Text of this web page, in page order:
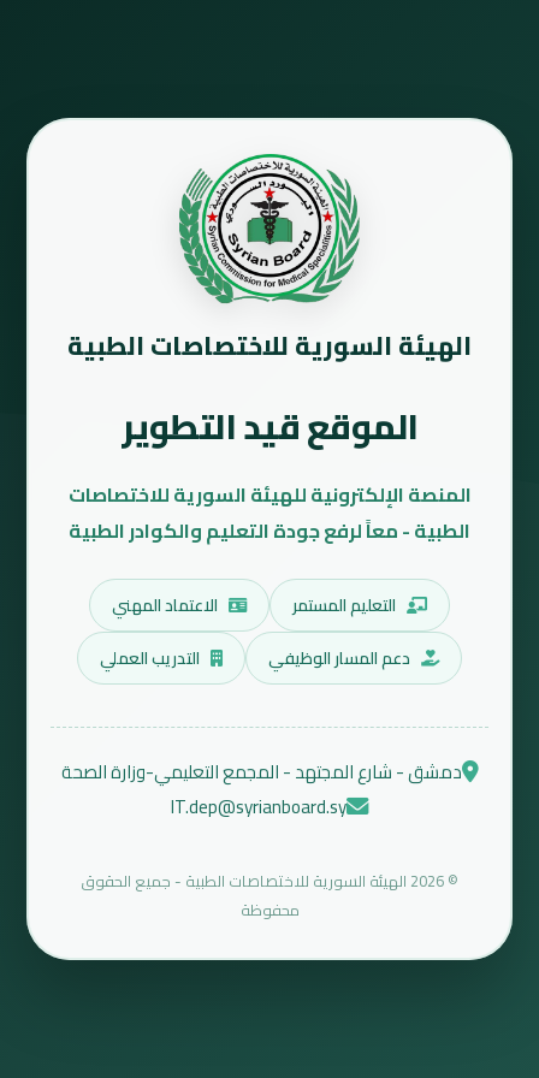
الهيئة السورية للاختصاصات الطبية
الموقع قيد التطوير
المنصة الإلكترونية للهيئة السورية للاختصاصات
الطبية - معاً لرفع جودة التعليم والكوادر الطبية
التعليم المستمر
الاعتماد المهني
دعم المسار الوظيفي
التدريب العملي
دمشق - شارع المجتهد - المجمع التعليمي-وزارة الصحة
IT.dep@syrianboard.sy
© 2026 الهيئة السورية للاختصاصات الطبية - جميع الحقوق
محفوظة